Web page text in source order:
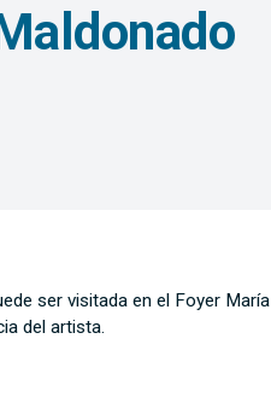
ser visitada en el Foyer María
del artista.